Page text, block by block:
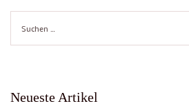
nach:
Neueste Artikel